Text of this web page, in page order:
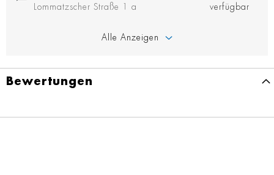
Lommatzscher Straße 1 a
verfügbar
Alle Anzeigen
Bewertungen